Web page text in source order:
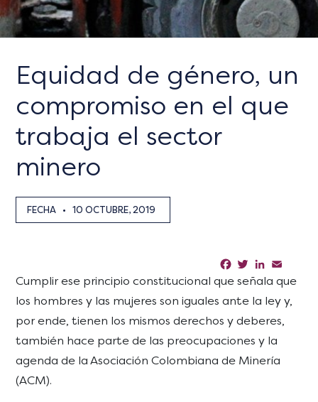
Equidad de género, un
compromiso en el que
trabaja el sector
minero
FECHA • 10 OCTUBRE, 2019
Facebook
TwitterLinkedIn
Cumplir ese principio constitucional que señala que
los hombres y las mujeres son iguales ante la ley y,
por ende, tienen los mismos derechos y deberes,
también hace parte de las preocupaciones y la
agenda de la Asociación Colombiana de Minería
(ACM).